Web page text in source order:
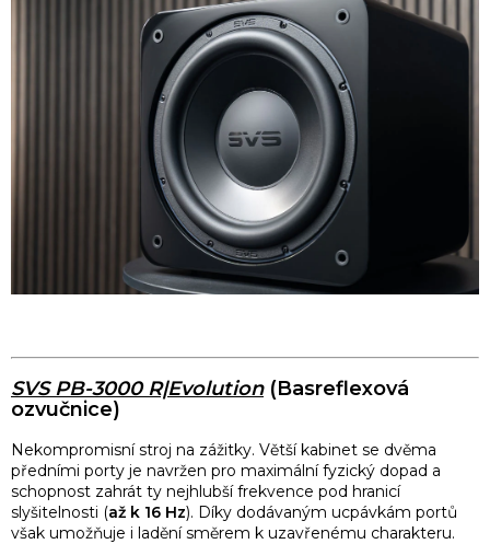
SVS PB-3000 R|Evolution(Basreflexová
ozvučnice)
Nekompromisní stroj na zážitky. Větší kabinet se dvěma
předními porty je navržen pro maximální fyzický dopad a
schopnost zahrát ty nejhlubší frekvence pod hranicí
slyšitelnosti (až k 16 Hz). Díky dodávaným ucpávkám portů
však umožňuje i ladění směrem k uzavřenému charakteru.